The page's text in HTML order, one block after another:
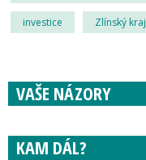
investice Zlínský kraj
VAŠE NÁZORY
KAM DÁL?